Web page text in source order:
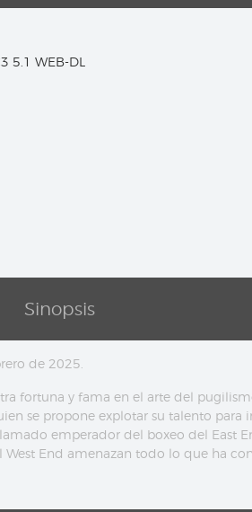
5.1 WEB-DL
Sinopsis
de 2025.
fortuna y fama en el arte del
se propone explotar su talento para
emperador del boxeo del East
End amenazan todo lo que ha